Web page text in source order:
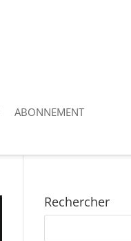
ABONNEMENT
Rechercher